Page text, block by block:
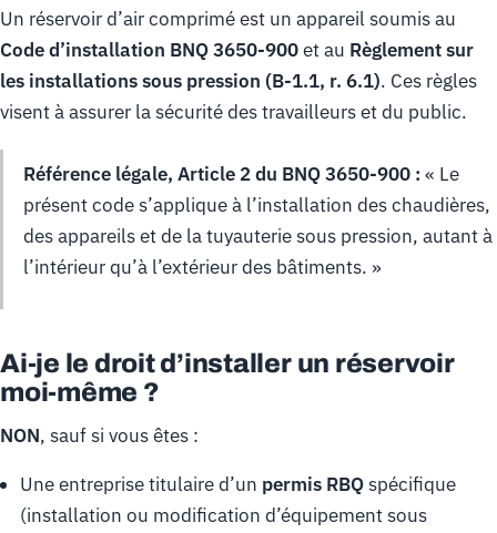
Un réservoir d’air comprimé est un appareil soumis au
Code d’installation BNQ 3650-900et au Règlement sur
les installations sous pression (B-1.1, r. 6.1). Ces règles
visent à assurer la sécurité des travailleurs et du public.
Référence légale, Article 2 du BNQ 3650-900 : « Le
présent code s’applique à l’installation des chaudières,
des appareils et de la tuyauterie sous pression, autant à
l’intérieur qu’à l’extérieur des bâtiments. »
Ai-je le droit d’installer un réservoir
moi-même ?
NON, sauf si vous êtes :
Une entreprise titulaire d’un permis RBQspécifique
(installation ou modification d’équipement sous